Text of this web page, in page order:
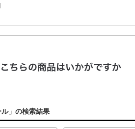
」の検索結果